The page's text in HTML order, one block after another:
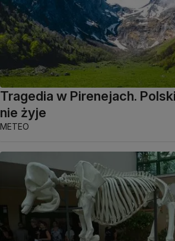
Tragedia w Pirenejach.
nie żyje
METEO